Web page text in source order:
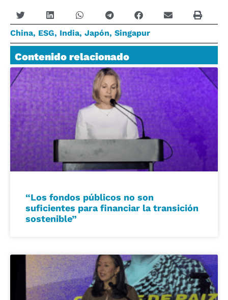
China, ESG, India, Japón, Singapur
Contenido relacionado
“Los fondos públicos no son
suficientes para financiar la transición
sostenible”